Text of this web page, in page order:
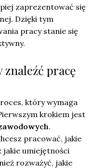
zaprezentować się
Dzięki tym
pracy stanie się
znaleźć pracę
który wymaga
krokiem jest
.
pracować, jakie
jakie umiejętności
rozważyć, jakie